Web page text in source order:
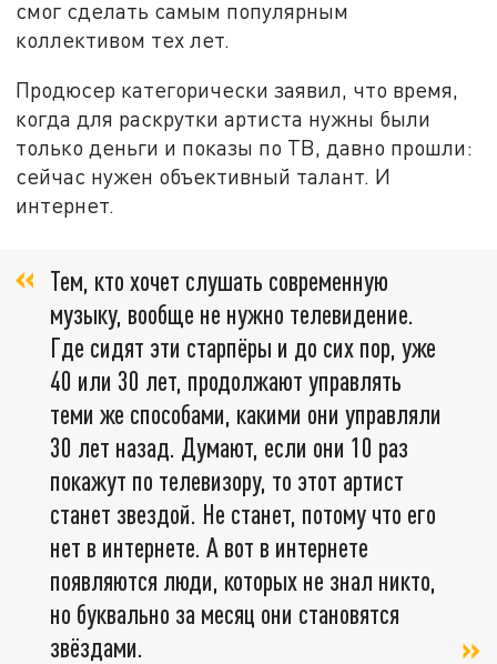
смог сделать самым популярным
коллективом тех лет.
Продюсер категорически заявил, что время,
когда для раскрутки артиста нужны были
только деньги и показы по ТВ, давно прошли:
сейчас нужен объективный талант. И
интернет.
Тем, кто хочет слушать современную
музыку, вообще не нужно телевидение.
Где сидят эти старпёры и до сих пор, уже
40 или 30 лет, продолжают управлять
теми же способами, какими они управляли
30 лет назад. Думают, если они 10 раз
покажут по телевизору, то этот артист
станет звездой. Не станет, потому что его
нет в интернете. А вот в интернете
появляются люди, которых не знал никто,
но буквально за месяц они становятся
звёздами.